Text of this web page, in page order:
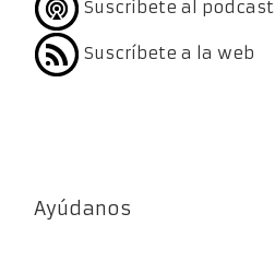
Suscríbete al podcast
Suscríbete a la web
Ayúdanos